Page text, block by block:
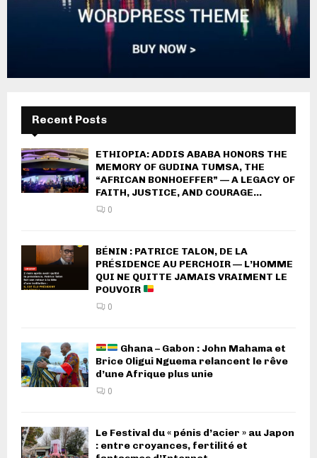
Recent Posts
ETHIOPIA: ADDIS ABABA HONORS THE
MEMORY OF GUDINA TUMSA, THE
“AFRICAN BONHOEFFER” — A LEGACY OF
FAITH, JUSTICE, AND COURAGE...
0
BÉNIN : PATRICE TALON, DE LA
PRÉSIDENCE AU PERCHOIR — L’HOMME
QUI NE QUITTE JAMAIS VRAIMENT LE
POUVOIR
0
Ghana – Gabon : John Mahama et
Brice Oligui Nguema relancent le rêve
d’une Afrique plus unie
0
Le Festival du « pénis d’acier » au Japon
: entre croyances, fertilité et